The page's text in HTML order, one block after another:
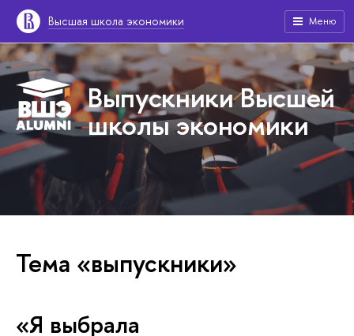
Высшая школа экономики Меню
Выпускники Высшей
школы экономики
Тема «выпускники»
«Я выбрала